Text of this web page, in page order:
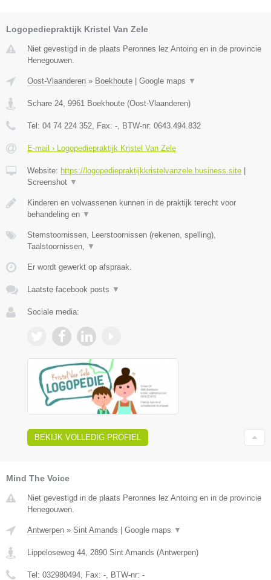
Logopediepraktijk Kristel Van Zele
Niet gevestigd in de plaats Peronnes lez Antoing en in de provincie
Henegouwen.
Oost-Vlaanderen » Boekhoute | Google maps ▼
Schare 24 9961 Boekhoute (Oost-Vlaanderen)
Tel: 04 74 224 352 , Fax: - , BTW-nr: 0643.494.832
E-mail › Logopediepraktijk Kristel Van Zele
Website: https://logopediepraktijkkristelvanzele.business.site |
Screenshot ▼
Kinderen en volwassenen kunnen in de praktijk terecht voor
behandeling en ▼
Stemstoornissen, Leerstoornissen (rekenen, spelling),
Taalstoornissen,
▼
Er wordt gewerkt op afspraak.
Laatste facebook posts ▼
Sociale media:
BEKIJK VOLLEDIG PROFIEL
Mind The Voice
Niet gevestigd in de plaats Peronnes lez Antoing en in de provincie
Henegouwen.
Antwerpen » Sint Amands Google maps ▼
Lippeloseweg 44 2890 Sint Amands (Antwerpen)
Tel: 032980494 , Fax: - , BTW-nr: -